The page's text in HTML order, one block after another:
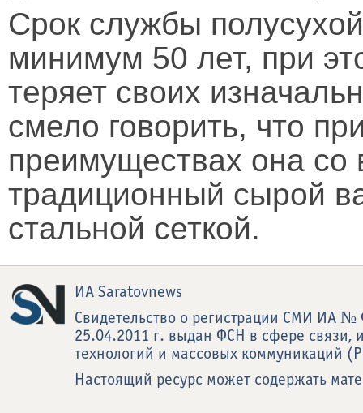
Срок службы
минимум 50 лет, при
теряет своих
смело говорить, что
преимуществах она
традиционный сырой
стальной сеткой.
ИА Saratovnews
Свидетельство о регистрации СМИ ИА №
25.04.2011 г. выдан ФСН в сфере связи,
технологий и массовых коммуникаций
Настоящий ресурс может содержать